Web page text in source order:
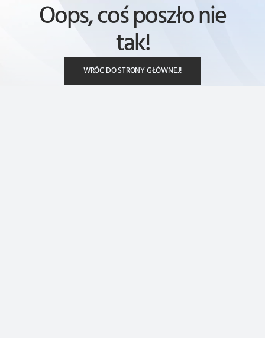
Oops, coś poszło nie
tak!
WRÓC DO STRONY GŁÓWNEJ!